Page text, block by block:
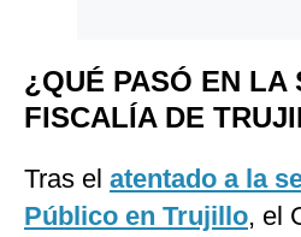
¿QUÉ PASÓ EN LA
FISCALÍA DE
Tras el atentado a la
Público en Trujillo, el